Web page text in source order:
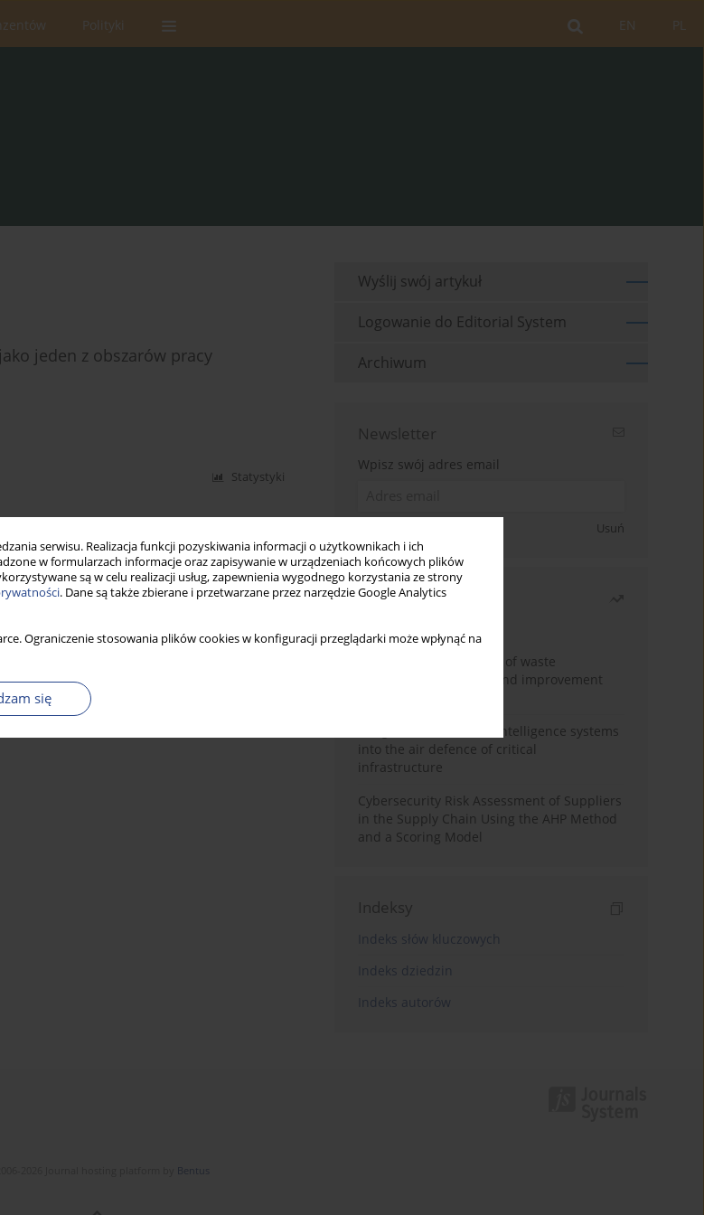
serwisu. Realizacja funkcji pozyskiwania informacji o użytkownikach i ich
w formularzach informacje oraz zapisywanie w urządzeniach końcowych plików
są w celu realizacji usług, zapewnienia wygodnego korzystania ze strony
. Dane są także zbierane i przetwarzane przez narzędzie Google Analytics
Ograniczenie stosowania plików cookies w konfiguracji przeglądarki może wpłynąć na
się
PL
EN
Polityki
jeden z obszarów pracy
Statystyki
Wyślij swój artykuł
Logowanie do Editorial System
Archiwum
Newsletter
Wpisz swój adres email
Usuń
Najczęściej czytane
Analysis and evaluation of waste
management logistics and improvement
Integration of artificial intelligence systems
into the air defence of critical
infrastructure
Cybersecurity Risk Assessment of Suppliers
in the Supply Chain Using the AHP Method
and a Scoring Model
Indeksy
Indeks słów kluczowych
Indeks dziedzin
Indeks autorów
Bentus